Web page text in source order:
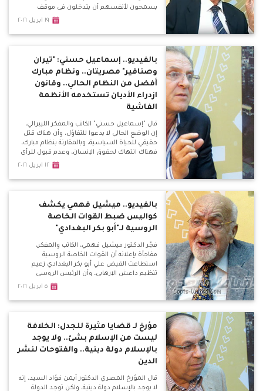
يسمحون لأنفسهم أن يتدخلون في موقف
سياسة بالوقوف ضد التطبيع مع إسرائيل، وضد
١٩ ابريل ٢٠١٦
بالفيديو.. إسماعيل حسني: "تيران
وصنافير" مصريتان.. ونظام مبارك
أفضل من النظام الحالي.. وقانون
ازدراء الأديان تستخدمه الأنظمة
الفاشية
قال "إسماعيل حسني" الكاتب والمفكر الليبرالي،
إن الوضع الحالي لا يدعوا للتفاؤل، وأن هناك قتل
حقيقي للحياة السياسية، وبالمقارنة بنظام مبارك،
فهناك انتهاك لحقوق الإنسان، وعدم قبول للرأي
الأخر، وإعلاميين "قعدوا في البيت" بسبب
١٢ ابريل ٢٠١٦
بالفيديو.. ميشيل فهمي يكشف
كواليس ضبط القوات الخاصة
الروسية لـ"أبو بكر البغدادي"
فجّر الدكتور ميشيل فهمي، الكاتب والمفكر،
مفاجأة بإعلانه أن القوات الخاصة الروسية
استطاعت القبض علي أبو بكر البغدادي زعيم
تنظيم داعش الإرهابي، وأن الرئيس الروسي
فلاديمير بوتين هدد الأمريكان بفضح علاقتهم
بالسياسات الأمريكية في عدة ملفات.
٥ ابريل ٢٠١٦
مؤرخ لـ قضايا مثيرة للجدل: الخلافة
ليست من الإسلام بشئ.. ولا يوجد
بالإسلام دولة دينية.. والفتوحات لنشر
الدين
قال المؤرخ المصري الدكتور أيمن فؤاد السيد، إنه
لا يوجد بالإسلام دولة دينية، ولكن توجد الدولة